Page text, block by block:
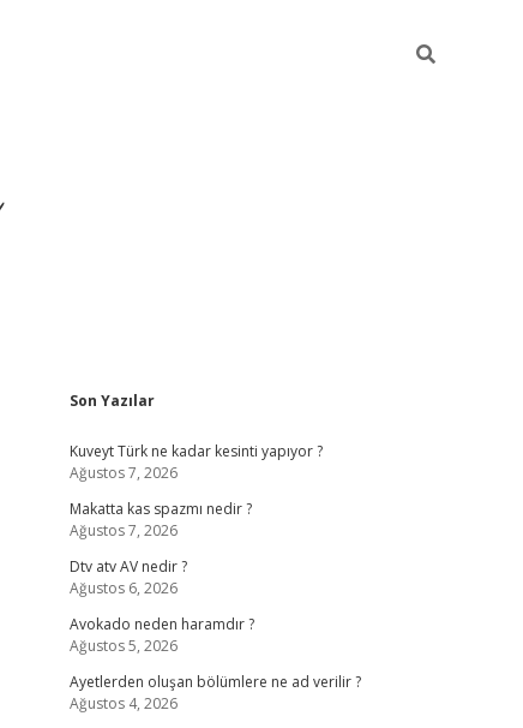
Sidebar
Son Yazılar
Kuveyt Türk ne kadar kesinti yapıyor ?
Ağustos 7, 2026
Makatta kas spazmı nedir ?
Ağustos 7, 2026
Dtv atv AV nedir ?
Ağustos 6, 2026
Avokado neden haramdır ?
Ağustos 5, 2026
Ayetlerden oluşan bölümlere ne ad verilir ?
Ağustos 4, 2026